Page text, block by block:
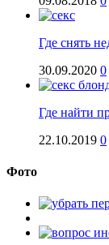
Где снять
30.09.2020 0
Где найти
22.10.2019 0
Фото